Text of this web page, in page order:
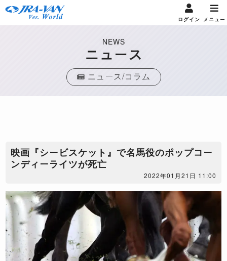
ログイン メニュー
NEWS
ニュース
ニュース/コラム
映画『シービスケット』で名馬役のポップコー
ンディーライツが死亡
2022年01月21日 11:00